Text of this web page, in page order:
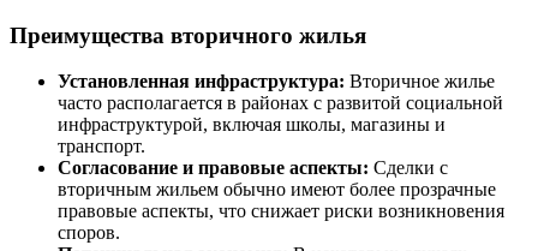
Преимущества вторичного жилья
Установленная инфраструктура: Вторичное жилье
часто располагается в районах с развитой социальной
инфраструктурой, включая школы, магазины и
транспорт.
Согласование и правовые аспекты: Сделки с
вторичным жильем обычно имеют более прозрачные
правовые аспекты, что снижает риски возникновения
споров.